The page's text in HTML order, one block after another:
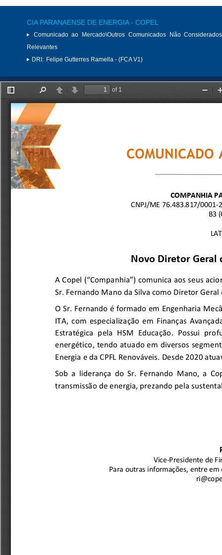
CIA PARANAENSE DE ENERGIA - COPEL
Comunicado ao Mercado\Outros Comunicados Não
Relevantes
DRI: Felipe Gutterres Ramella - (FCA V1)